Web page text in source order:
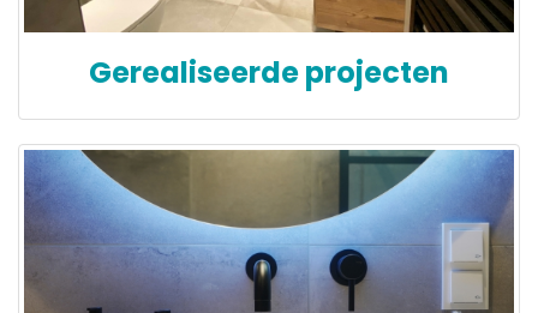
Gerealiseerde projecten